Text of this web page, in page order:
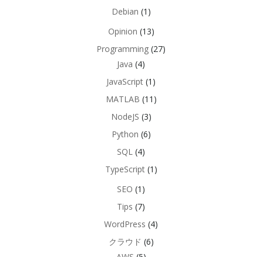
Debian (1)
Opinion (13)
Programming (27)
Java (4)
JavaScript (1)
MATLAB (11)
NodeJS (3)
Python (6)
SQL (4)
TypeScript(1)
SEO (1)
Tips (7)
WordPress (4)
クラウド (6)